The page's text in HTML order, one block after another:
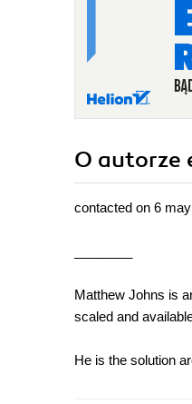
O autorze
contacted on 6
Matthew Johns is
scaled and
He is the solution